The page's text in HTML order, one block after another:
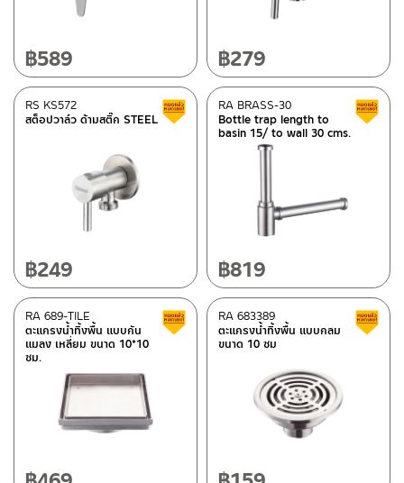
฿589 ฿279
สต็อปวาล์ว ด้ามสติ๊ก STEEL
RS KS572 Clearance sale
฿249
Bottle trap length to
basin 15/ to wall 30 cms.
RA BRASS-30
฿819
ตะแกรงน้ำทิ้งพื้น แบบกัน
แมลง เหลี่ยม ขนาด 10*10
ซม.
RA 689-TILE Clearance sale
ตะแกรงน้ำทิ้งพื้น แบบกลม
ขนาด 10 ซม
RA 683389